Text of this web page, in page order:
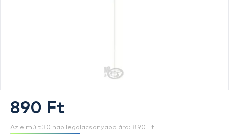
890 Ft
Az elmúlt 30 nap legalacsonyabb ára: 890 Ft